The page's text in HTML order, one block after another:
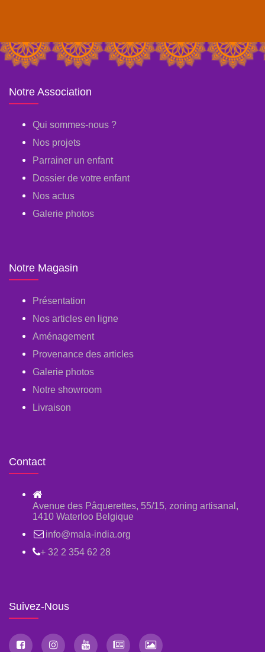
Notre Association
Qui sommes-nous ?
Nos projets
Parrainer un enfant
Dossier de votre enfant
Nos actus
Galerie photos
Notre Magasin
Présentation
Nos articles en ligne
Aménagement
Provenance des articles
Galerie photos
Notre showroom
Livraison
Contact
Avenue des Pâquerettes, 55/15, zoning artisanal,
1410 Waterloo Belgique
info@mala-india.org
+ 32 2 354 62 28
Suivez-Nous